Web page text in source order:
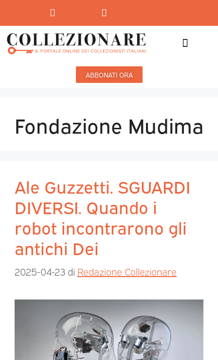
ABBONATI ORA
Fondazione Mudima
Ale Guzzetti. SGUARDI
DIVERSI. Quando i
robot incontrarono gli
antichi Dei
2025-04-23 di Redazione Collezionare